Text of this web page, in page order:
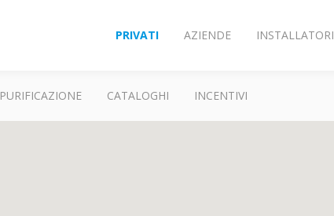
PRIVATI AZIENDE INSTALLATORI
PURIFICAZIONE CATALOGHI INCENTIVI